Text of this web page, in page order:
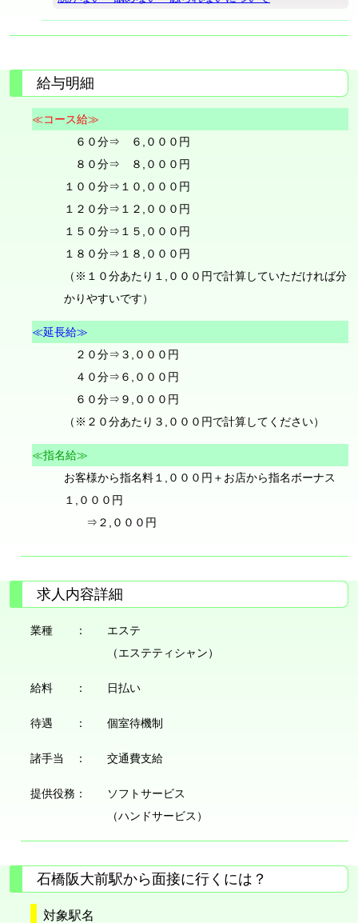
給与明細
≪コース給≫
６０分⇒ ６,０００円
８０分⇒ ８,０００円
１００分⇒１０,０００円
１２０分⇒１２,０００円
１５０分⇒１５,０００円
１８０分⇒１８,０００円
（※１０分あたり１,０００円で計算していただければ分
かりやすいです）
≪延長給≫
２０分⇒３,０００円
４０分⇒６,０００円
６０分⇒９,０００円
（※２０分あたり３,０００円で計算してください）
≪指名給≫
お客様から指名料１,０００円＋お店から指名ボーナス
１,０００円
⇒２,０００円
求人内容詳細
業種 ：
エステ
（エステティシャン）
給料 ： 日払い
待遇 ： 個室待機制
諸手当 ： 交通費支給
提供役務：
ソフトサービス
（ハンドサービス）
石橋阪大前駅から面接に行くには？
対象駅名